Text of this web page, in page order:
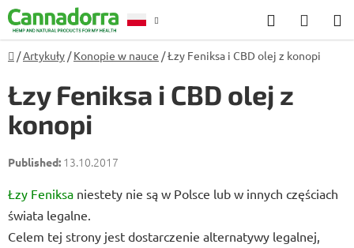
Przejść
do
treści
Szukaj
Poradnia
Home
/Artykuły / Konopie w nauce /Łzy Feniksa i CBD olej z konopi
Łzy Feniksa i CBD olej z
konopi
13.10.2017
Łzy Feniksa niestety nie są w Polsce lub w innych częściach
świata legalne.
Celem tej strony jest dostarczenie alternatywy legalnej,